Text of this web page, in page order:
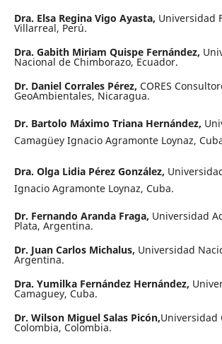
Dra. Elsa Regina Vigo Ayasta, Universidad
Villarreal, Perú.
Dra. Gabith Miriam Quispe Fernández,
Nacional de Chimborazo, Ecuador.
Dr. Daniel Corrales Pérez, CORES
GeoAmbientales, Nicaragua.
Dr. Bartolo Máximo Triana Hernández,
Camagüey Ignacio Agramonte Loynaz,
Dra. Olga Lidia Pérez González,
Ignacio Agramonte Loynaz, Cuba.
Dr. Fernando Aranda Fraga, Universidad
Plata, Argentina.
Dr. Juan Carlos Michalus, Universidad
Argentina.
Dra. Yumilka Fernández Hernández,
Camaguey, Cuba.
Dr. Wilson Miguel Salas Picón,Universidad
Colombia, Colombia.